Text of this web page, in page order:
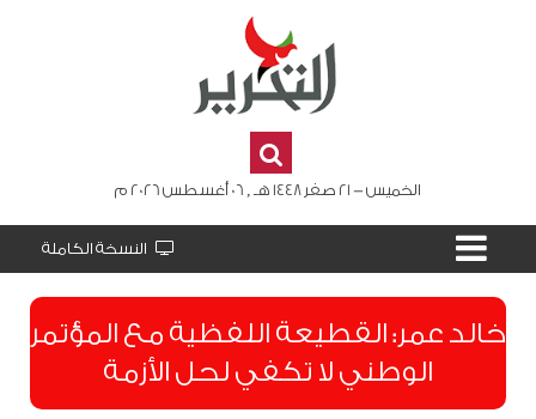
الخميس - 21 صفر 1448 هـ , 06 أغسطس 2026 م
النسخة الكاملة
​خالد عمر: القطيعة اللفظية مع المؤتمر
الوطني لا تكفي لحل الأزمة